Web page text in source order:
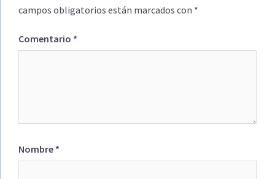
campos obligatorios están marcados con *
Comentario *
Nombre *